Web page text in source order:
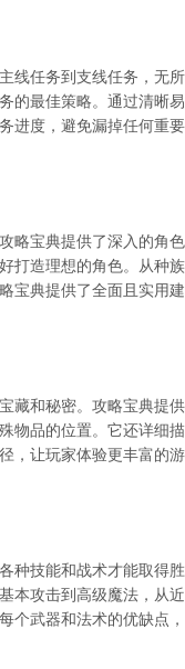
线任务到支线任务，无所
的最佳策略。通过清晰易
进度，避免漏掉任何重要
略宝典提供了深入的角色
打造理想的角色。从种族
宝典提供了全面且实用建
藏和秘密。攻略宝典提供
物品的位置。它还详细描
，让玩家体验更丰富的游
种技能和战术才能取得胜
本攻击到高级魔法，从近
个武器和法术的优缺点，